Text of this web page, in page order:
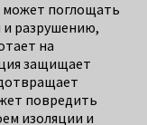
может поглощать
и разрушению,
на
защищает
повредить
изоляции и